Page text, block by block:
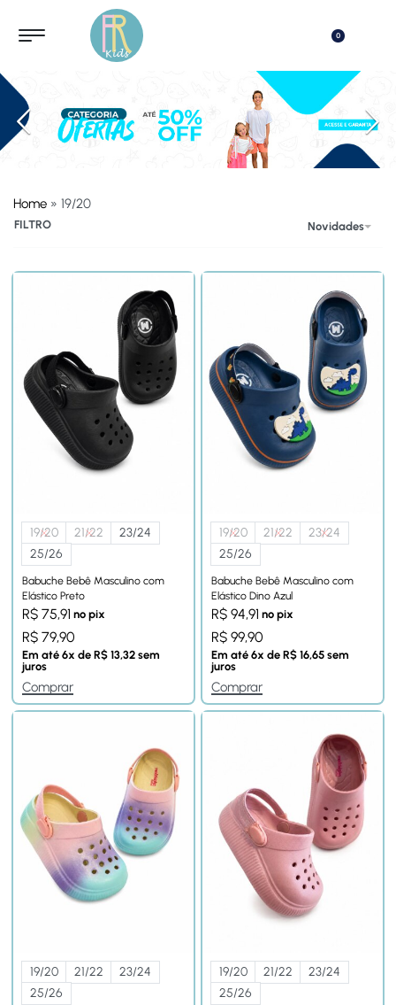
0
Banner Anterior
Home » 19/20
Novidades
FILTRO
19/20 21/22
23/24
25/26
Babuche Bebê Masculino com
Elástico Preto
R$ 75,91 no pix
R$ 79,90
Em até 6x de R$ 13,32 sem
juros
Comprar
19/20 21/22
23/24
25/26
Babuche Bebê Masculino com
Elástico Dino Azul
R$ 94,91 no pix
R$ 99,90
Em até 6x de R$ 16,65 sem
juros
Comprar
19/20 21/22
23/24
25/26
19/20 21/22
23/24
25/26